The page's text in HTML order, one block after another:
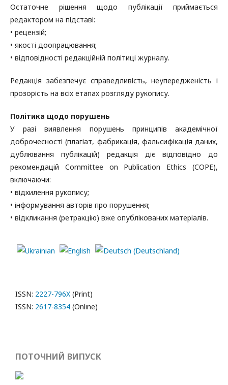
Остаточне рішення щодо публікації приймається
редактором на підставі:
• рецензій;
• якості доопрацювання;
• відповідності редакційній політиці журналу.
Редакція забезпечує справедливість, неупередженість і
прозорість на всіх етапах розгляду рукопису.
Політика щодо порушень
У разі виявлення порушень принципів академічної
доброчесності (плагіат, фабрикація, фальсифікація даних,
дублювання публікацій) редакція діє відповідно до
рекомендацій Committee on Publication Ethics (COPE),
включаючи:
• відхилення рукопису;
• інформування авторів про порушення;
• відкликання (ретракцію) вже опублікованих матеріалів.
ISSN: 2227-796X (Print)
ISSN: 2617-8354 (Online)
ПОТОЧНИЙ ВИПУСК